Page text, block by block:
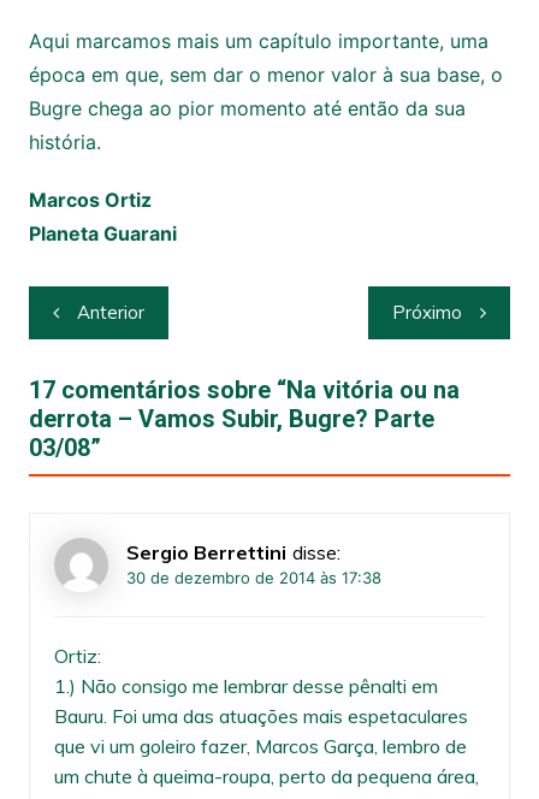
Aqui marcamos mais um capítulo importante, uma
época em que, sem dar o menor valor à sua base, o
Bugre chega ao pior momento até então da sua
história.
Marcos Ortiz
Planeta Guarani
Navegação
de
Post
Anterior Próximo
17 comentários sobre “Na vitória ou na
derrota – Vamos Subir, Bugre? Parte
03/08”
Sergio Berrettini disse:
30 de dezembro de 2014 às 17:38
Ortiz:
1.) Não consigo me lembrar desse pênalti em
Bauru. Foi uma das atuações mais espetaculares
que vi um goleiro fazer, Marcos Garça, lembro de
um chute à queima-roupa, perto da pequena área,